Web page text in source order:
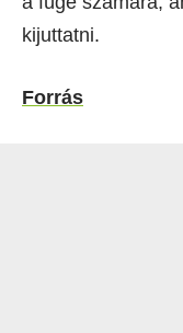
kijuttatni.
Forrás